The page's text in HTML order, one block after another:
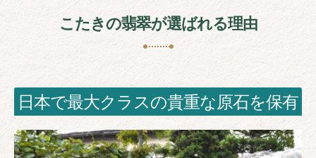
こたきの翡翠が選ばれる理由
日本で最大クラスの貴重な原石を保有